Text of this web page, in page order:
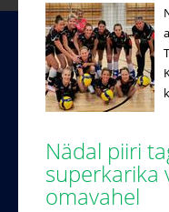
Nädal piiri
superkarika
omavahel